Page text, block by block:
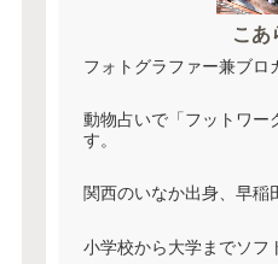
こあ
フォトグラファー兼ブロ
動物占いで「フットワー
す。
関西のいなか出身、早稲
小学校から大学までソフ